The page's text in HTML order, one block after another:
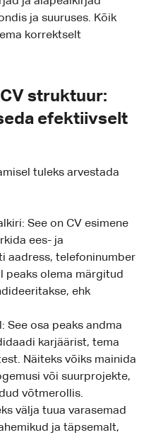
ja suuruses. Kõik
korrektselt
struktuur:
efektiivselt
tuleks arvestada
See on CV esimene
ees- ja
aadress, telefoninumber
peaks olema märgitud
ehk
See osa peaks andma
karjäärist, tema
Näiteks võiks mainida
või suurprojekte,
võtmerollis.
välja tuua varasemad
ja täpsemalt,